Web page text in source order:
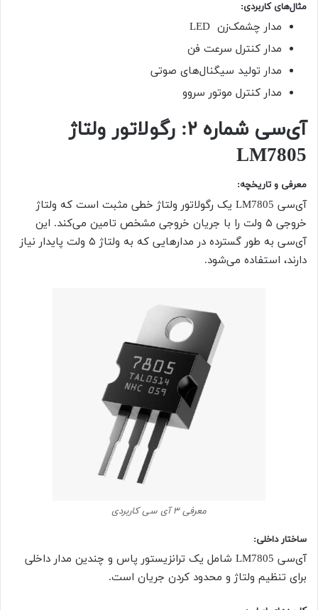
مثال‌های کاربردی:
مدار چشمک‌زن LED
مدار کنترل سرعت فن
مدار تولید سیگنال‌های صوتی
مدار کنترل موتور سروو
آی‌سی شماره۲: رگولاتور ولتاژ
LM7805
معرفی و تاریخچه:
آی‌سی LM7805 یک رگولاتور ولتاژ خطی مثبت است که ولتاژ
خروجی ۵ ولت را با جریان خروجی مشخص تامین می‌کند. این
آی‌سی به طور گسترده در مدارهایی که به ولتاژ ۵ ولت پایدار نیاز
دارند، استفاده می‌شود.
معرفی ۳ آی سی کاربردی
ساختار داخلی:
آی‌سی LM7805 شامل یک ترانزیستور پاس و چندین مدار داخلی
برای تنظیم ولتاژ و محدود کردن جریان است.